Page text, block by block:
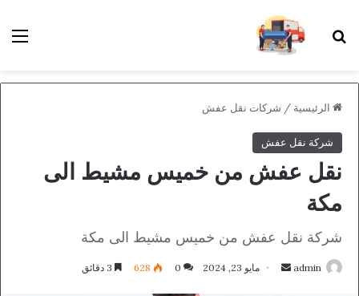
بحث عن
الرئيسية / شركات نقل عفش
شركة نقل عفش
نقل عفش من خميس مشيط الى
مكة
شركة نقل عفش من خميس مشيط الى مكة
admin
أرسل مايو 23, 2024 0
628